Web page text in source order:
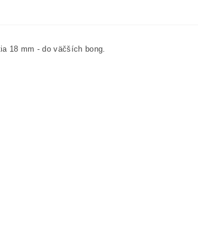
18 mm - do väčších bong.